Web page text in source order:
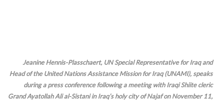
Jeanine Hennis-Plasschaert, UN Special Representative for Iraq and
Head of the United Nations Assistance Mission for Iraq (UNAMI), speaks
during a press conference following a meeting with Iraqi Shiite cleric
Grand Ayatollah Ali al-Sistani in Iraq’s holy city of Najaf on November 11,